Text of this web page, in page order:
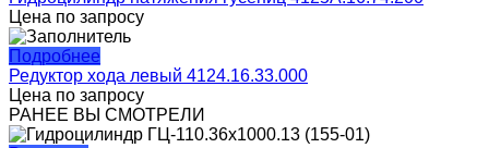
Цена по запросу
Подробнее
Редуктор хода левый 4124.16.33.000
Цена по запросу
РАНЕЕ ВЫ СМОТРЕЛИ